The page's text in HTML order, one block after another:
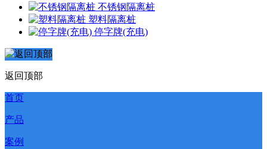
不锈钢隔离桩
塑料隔离桩
停字牌(充电)
返回顶部
首页
产品
案例